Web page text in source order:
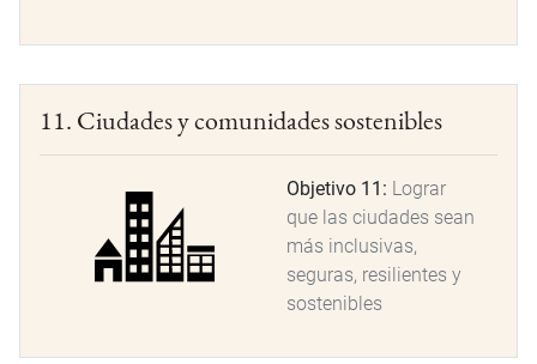
11. Ciudades y comunidades sostenibles
Objetivo 11: Lograr
que las ciudades sean
más inclusivas,
seguras, resilientes y
sostenibles